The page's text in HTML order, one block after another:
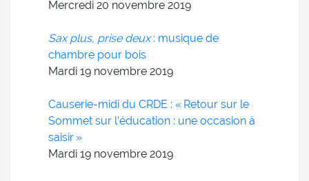
Mercredi 20 novembre 2019
Sax plus, prise deux: musique de
chambre pour bois
Mardi 19 novembre 2019
Causerie-midi du CRDE : « Retour sur le
Sommet sur l’éducation : une occasion à
saisir »
Mardi 19 novembre 2019